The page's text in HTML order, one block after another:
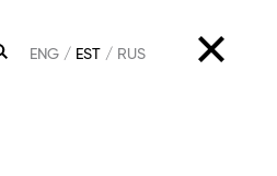
OTSING
ENG EST RUS